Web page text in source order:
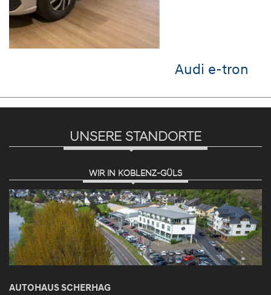
UNSERE STANDORTE
WIR IN KOBLENZ-GÜLS
AUTOHAUS SCHERHAG